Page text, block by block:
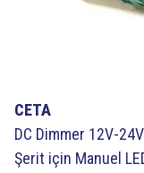
CETA
DC Dimmer 12V-
Şerit için Manuel